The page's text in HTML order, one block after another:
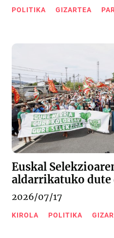
POLITIKA GIZARTEA
Euskal
aldarrikatuko
2026/07/17
KIROLA POLITIKA